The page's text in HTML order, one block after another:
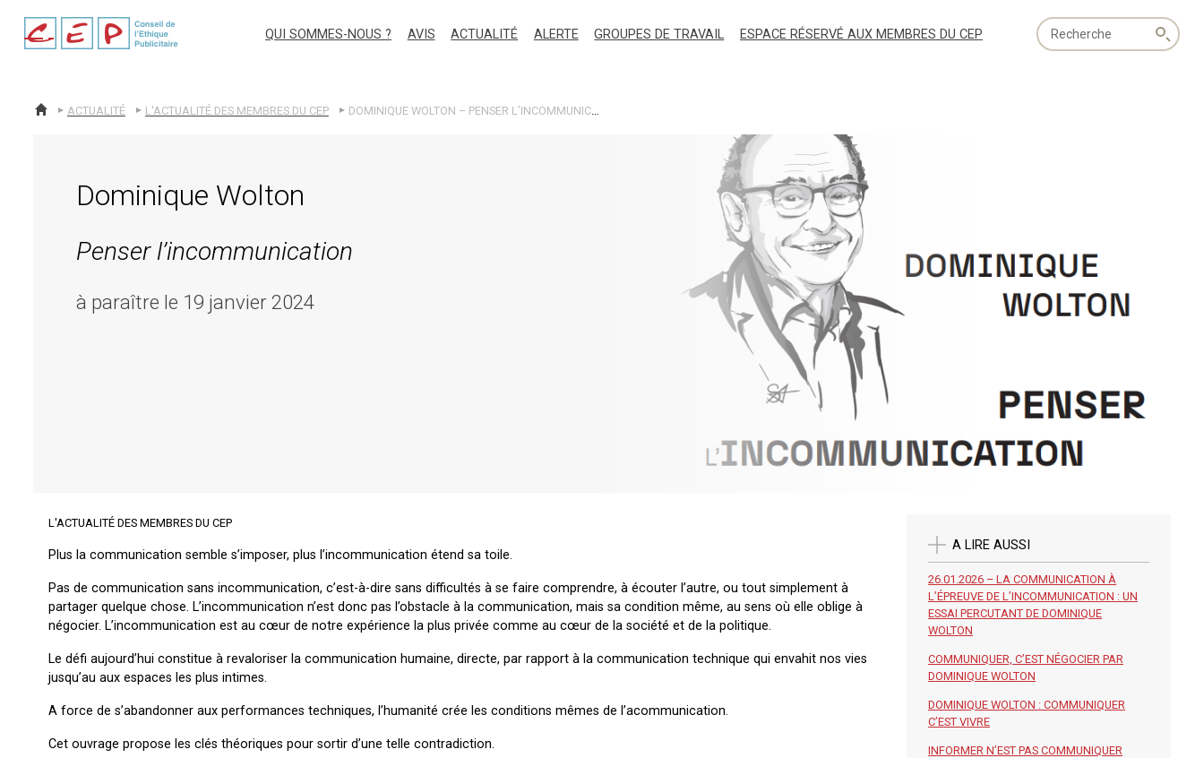
cep
Recherche
globale
QUI SOMMES-NOUS ? AVIS ACTUALITÉ ALERTE GROUPES DE TRAVAIL ESPACE RÉSERVÉ AUX MEMBRES DU CEP
ACCUEIL
ACTUALITÉ L'ACTUALITÉ DES MEMBRES DU CEP DOMINIQUE WOLTON – PENSER L’INCOMMUNICATION
Dominique Wolton
Penser l’incommunication
à paraître le 19 janvier 2024
L'ACTUALITÉ DES MEMBRES DU CEP
Plus la communication semble s’imposer, plus l’incommunication étend sa toile.
Pas de communication sans incommunication, c’est-à-dire sans difficultés à se faire comprendre, à écouter l’autre, ou tout simplement à
partager quelque chose. L’incommunication n’est donc pas l’obstacle à la communication, mais sa condition même, au sens où elle oblige à
négocier. L’incommunication est au cœur de notre expérience la plus privée comme au cœur de la société et de la politique.
Le défi aujourd’hui constitue à revaloriser la communication humaine, directe, par rapport à la communication technique qui envahit nos vies
jusqu’au aux espaces les plus intimes.
A force de s’abandonner aux performances techniques, l’humanité crée les conditions mêmes de l’acommunication.
Cet ouvrage propose les clés théoriques pour sortir d’une telle contradiction.
A LIRE AUSSI
26.01.2026 – LA COMMUNICATION À
L’ÉPREUVE DE L’INCOMMUNICATION : UN
ESSAI PERCUTANT DE DOMINIQUE
WOLTON
COMMUNIQUER, C’EST NÉGOCIER PAR
DOMINIQUE WOLTON
DOMINIQUE WOLTON : COMMUNIQUER
C’EST VIVRE
INFORMER N’EST PAS COMMUNIQUER